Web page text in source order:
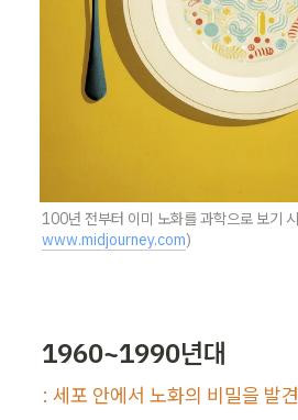
www.midjourney.com)
1960~1990년대
: 세포 안에서 노화의 비밀을 발